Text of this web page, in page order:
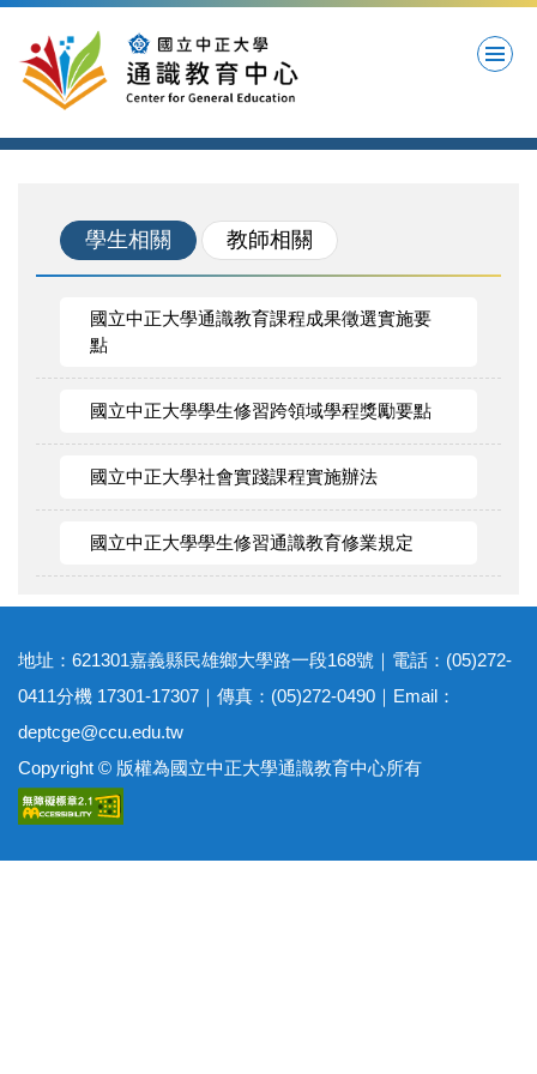
主
容
學生相關 教師相關
國立中正大學通識教育課程成果徵選實施要
點
國立中正大學學生修習跨領域學程獎勵要點
國立中正大學社會實踐課程實施辦法
國立中正大學學生修習通識教育修業規定
地址：621301嘉義縣民雄鄉大學路一段168號｜電話：(05)272-
0411分機 17301-17307｜傳真：(05)272-0490｜Email：
deptcge@ccu.edu.tw
Copyright © 版權為國立中正大學通識教育中心所有